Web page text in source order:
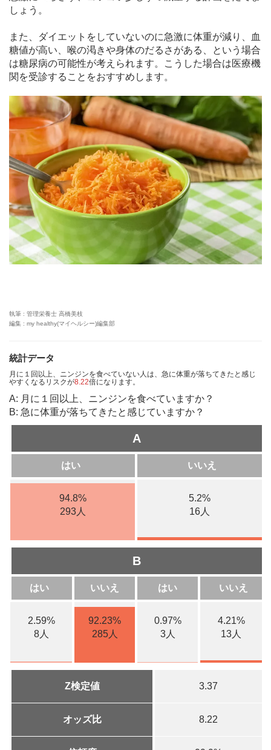
しょう。
また、ダイエットをしていないのに急激に体重が減り、血
糖値が高い、喉の渇きや身体のだるさがある、という場合
は糖尿病の可能性が考えられます。こうした場合は医療機
関を受診することをおすすめします。
執筆 : 管理栄養士 高橋美枝
編集 : my healthy(マイヘルシー)編集部
統計データ
月に１回以上、ニンジンを食べていない人は、急に体重が落ちてきたと感じ
やすくなるリスクが8.22倍になります。
A: 月に１回以上、ニンジンを食べていますか？
B: 急に体重が落ちてきたと感じていますか？
A
はい いいえ
94.8%
293人
5.2%
16人
B
はい いいえ はい いいえ
2.59%
8人
92.23%
285人
0.97%
3人
4.21%
13人
Z検定値 3.37
オッズ比 8.22